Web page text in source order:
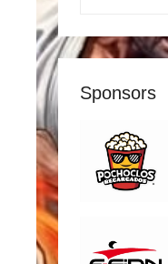
Sponsors